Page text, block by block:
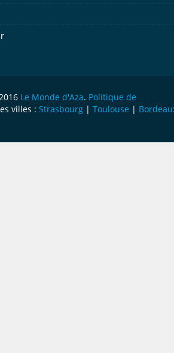
Le Monde d'Aza. Politique de
villes : Strasbourg | Toulouse |